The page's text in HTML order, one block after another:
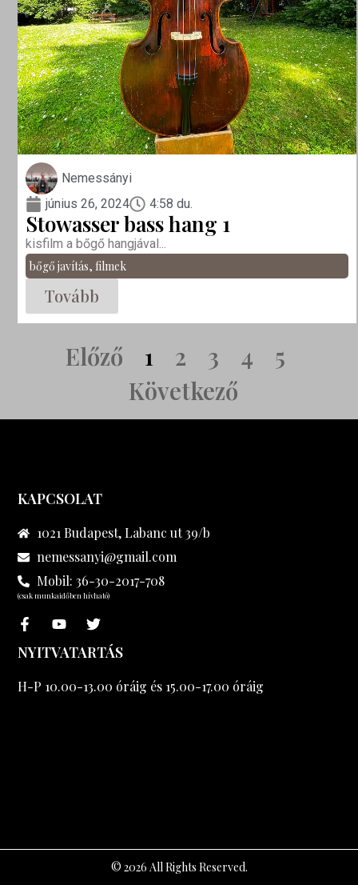
Nemessányi
június 26, 2024
4:58 du.
Stowasser bass hang 1
kisfilm a bőgő hangjával...
bőgő javítás, filmek
Tovább
Előző 1 2 3 4
5
Következő
KAPCSOLAT
1021 Budapest, Labanc ut 39/b
nemessanyi@gmail.com
Mobil: 36-30-2017-708
(csak munkaidőben hívható)
NYITVATARTÁS
H-P 10.00-13.00 óráig és 15.00-17.00 óráig
© 2026 All Rights Reserved.